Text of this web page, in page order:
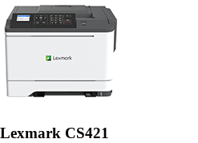
Lexmark CS421